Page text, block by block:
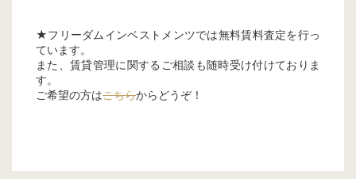
★フリーダムインベストメンツでは無料賃料査定を行っ
ています。
また、賃貸管理に関するご相談も随時受け付けておりま
す。
ご希望の方はこちらからどうぞ！